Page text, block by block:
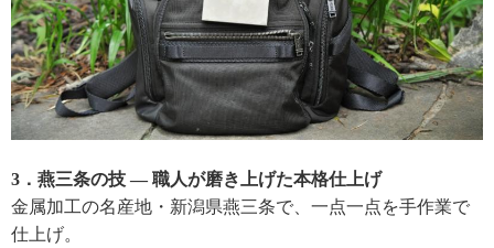
3．燕三条の技 ― 職人が磨き上げた本格仕上げ
金属加工の名産地・新潟県燕三条で、一点一点を手作業で
仕上げ。